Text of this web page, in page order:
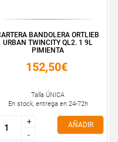
BANDOLERA ORTLIEB
URBAN TWINCITY QL2. 1 9L
PIMIENTA
152,50€
Talla ÚNICA
En stock, entrega en 24-72h
+
-
+
-
AÑADIR